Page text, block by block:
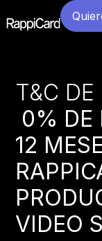
T&C
0% DE
12
VIDEO